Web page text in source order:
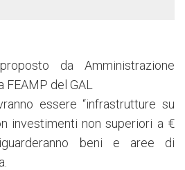
da Amministrazione
FEAMP del GAL
essere “infrastrutture su
investimenti non superiori a €
beni e aree di